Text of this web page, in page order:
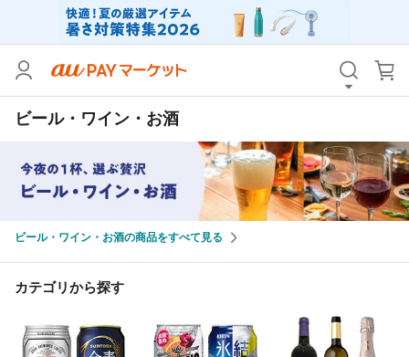
ビール・ワイン・お酒
ビール・ワイン・お酒の商品をすべて見る
カテゴリから探す
カテゴリ すべて
価格
支払い方法 すべて
送料無料 タイムセール
Pontaパス特典対象すべて
レビューキャンペーン